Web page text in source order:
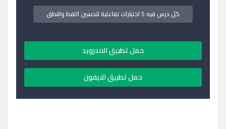
كل درس فيه 5 اختبارات تفاعلية لتحسين اللفظ والنطق
حمل تطبيق الاندرويد
حمل تطبيق الايفون